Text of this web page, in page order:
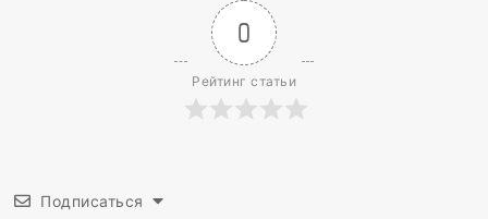
0
Рейтинг статьи
Подписаться